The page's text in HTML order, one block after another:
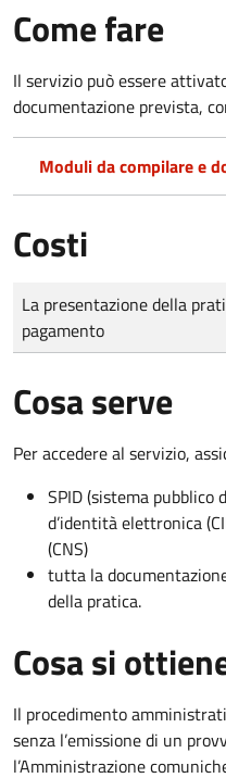
Come fare
Il servizio può essere
documentazione prevista,
Moduli da compilare e
Costi
Tipo di pagamento
Importo
La presentazione della
pagamento
Cosa serve
Per accedere al servizio,
SPID (sistema
d’identità elettronica
(CNS)
tutta la
della pratica.
Cosa si
Il procedimento
senza l’emissione di un
l’Amministrazione